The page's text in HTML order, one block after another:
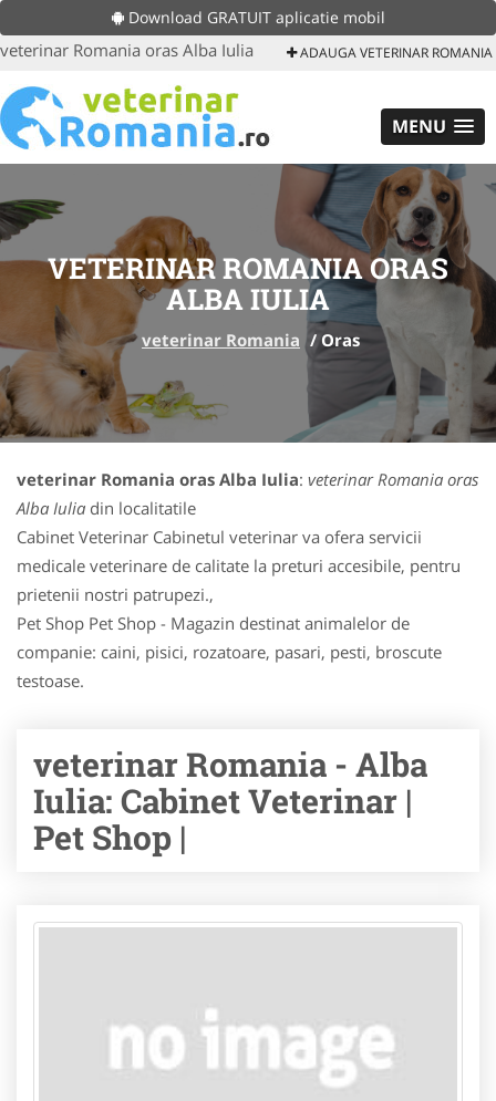
Download GRATUIT aplicatie mobil
veterinar Romania oras Alba Iulia ADAUGA VETERINAR ROMANIA
MENU
VETERINAR ROMANIA ORAS
ALBA IULIA
veterinar Romania / Oras
veterinar Romania oras Alba Iulia: veterinar Romania oras
Alba Iulia din localitatile
Cabinet Veterinar Cabinetul veterinar va ofera servicii
medicale veterinare de calitate la preturi accesibile, pentru
prietenii nostri patrupezi.,
Pet Shop Pet Shop - Magazin destinat animalelor de
companie: caini, pisici, rozatoare, pasari, pesti, broscute
testoase.
veterinar Romania - Alba
Iulia: Cabinet Veterinar |
Pet Shop |